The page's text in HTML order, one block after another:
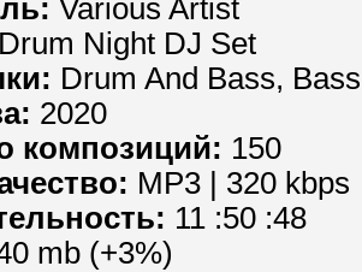
Various Artist
Drum Night DJ Set
Drum And Bass,
2020
композиций: 150
MP3 | 320 kbps
11 :50 :48
mb (+3%)